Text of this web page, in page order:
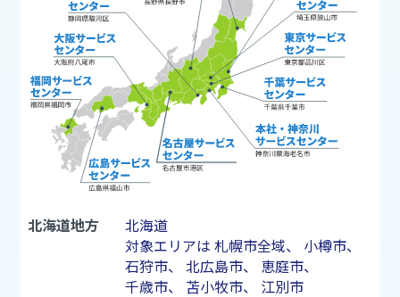
北海道地方
北海道
対象エリアは 札幌市全域、 小樽市、
石狩市、 北広島市、 恵庭市、
千歳市、 苫小牧市、 江別市